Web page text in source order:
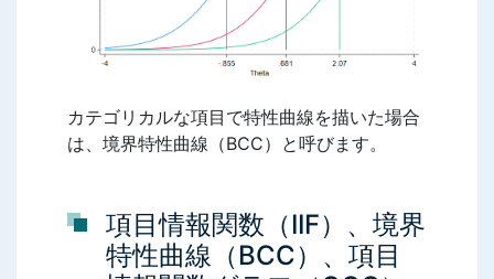
カテゴリカルな項目で特性曲線を描いた場合
は、境界特性曲線（BCC）と呼びます。
項目情報関数（IIF）、境界
特性曲線（BCC）、項目